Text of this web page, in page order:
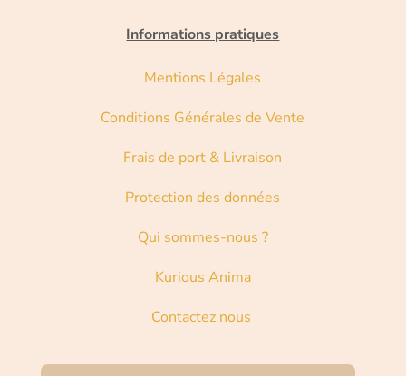
Informations pratiques
Mentions Légales
Conditions Générales de Vente
Frais de port & Livraison
Protection des données
Qui sommes-nous ?
Kurious Anima
Contactez nous